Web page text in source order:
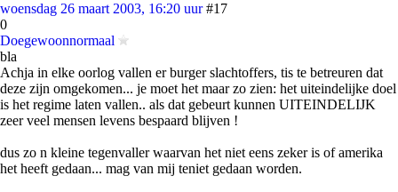
woensdag 26 maart 2003, 16:20 uur #17
0
Doegewoonnormaal
bla
Achja in elke oorlog vallen er burger slachtoffers, tis te betreuren dat
deze zijn omgekomen... je moet het maar zo zien: het uiteindelijke doel
is het regime laten vallen.. als dat gebeurt kunnen UITEINDELIJK
zeer veel mensen levens bespaard blijven !
dus zo n kleine tegenvaller waarvan het niet eens zeker is of amerika
het heeft gedaan... mag van mij teniet gedaan worden.